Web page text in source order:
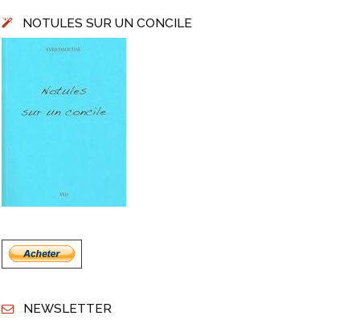
NOTULES SUR UN CONCILE
NEWSLETTER